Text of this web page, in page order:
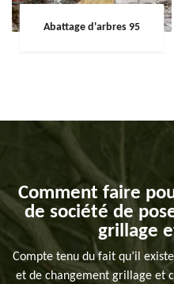
Abattage d'arbres 95
Comment faire
de société de
grillage
Compte tenu du fait qu’il
et de changement grillage et